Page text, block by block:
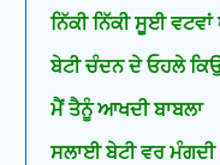
ਨਿੱਕੀ ਨਿੱਕੀ ਸੂਈ ਵਟਵਾਂ
ਬੇਟੀ ਚੰਦਨ ਦੇ ਓਹਲੇ
ਮੈਂ ਤੈਨੂੰ ਆਖਦੀ ਬਾਬਲਾ
ਸਲਾਈ ਬੇਟੀ ਵਰ ਮੰਗਦੀ